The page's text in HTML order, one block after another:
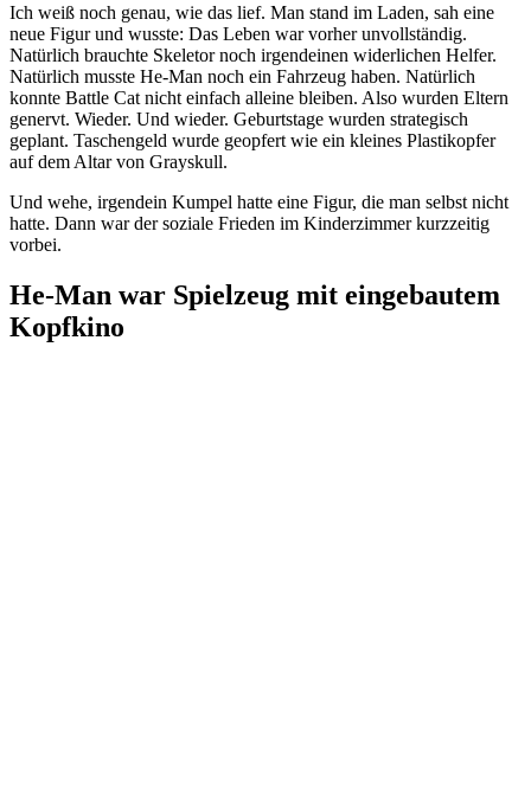
Ich weiß noch genau, wie das lief. Man stand im Laden, sah eine
neue Figur und wusste: Das Leben war vorher unvollständig.
Natürlich brauchte Skeletor noch irgendeinen widerlichen Helfer.
Natürlich musste He-Man noch ein Fahrzeug haben. Natürlich
konnte Battle Cat nicht einfach alleine bleiben. Also wurden Eltern
genervt. Wieder. Und wieder. Geburtstage wurden strategisch
geplant. Taschengeld wurde geopfert wie ein kleines Plastikopfer
auf dem Altar von Grayskull.
Und wehe, irgendein Kumpel hatte eine Figur, die man selbst nicht
hatte. Dann war der soziale Frieden im Kinderzimmer kurzzeitig
vorbei.
He-Man war Spielzeug mit eingebautem
Kopfkino